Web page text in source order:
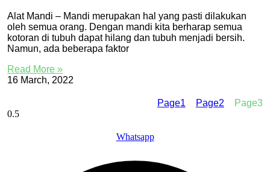
Alat Mandi – Mandi merupakan hal yang pasti dilakukan
oleh semua orang. Dengan mandi kita berharap semua
kotoran di tubuh dapat hilang dan tubuh menjadi bersih.
Namun, ada beberapa faktor
Read More »
16 March, 2022
Page1 Page2 Page3
Whatsapp